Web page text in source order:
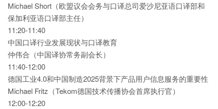
Michael Short（欧盟议会会务与口译总司爱沙尼亚语口译部和
保加利亚语口译部主任）
11:20-11:40
中国口译行业发展现状与口译教育
仲伟合（中国译协常务副会长）
11:40-12:00
德国工业4.0和中国制造2025背景下产品用户信息服务的重要性
Michael Fritz（Tekom德国技术传播协会首席执行官）
12:00-12:20